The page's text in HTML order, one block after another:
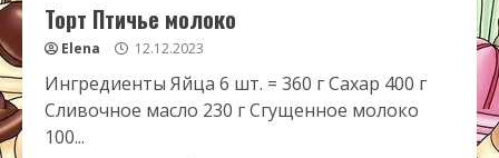
Торт Птичье молоко
Elena 12.12.2023
Ингредиенты Яйца 6 шт. = 360 г Сахар 400 г
Сливочное масло 230 г Сгущенное молоко
100...